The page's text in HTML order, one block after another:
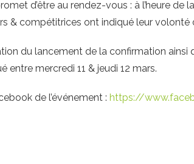
d’être au rendez-vous : à l’heure de
& compétitrices ont indiqué leur volonté
du lancement de la confirmation ainsi
entre mercredi 11 & jeudi 12 mars.
de l’événement : https://